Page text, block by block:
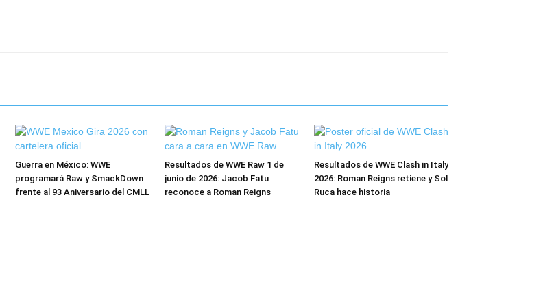
Guerra en México: WWE
programará Raw y SmackDown
frente al 93 Aniversario del CMLL
Resultados de WWE Raw 1 de
junio de 2026: Jacob Fatu
reconoce a Roman Reigns
Resultados de WWE Clash in Italy
2026: Roman Reigns retiene y Sol
Ruca hace historia